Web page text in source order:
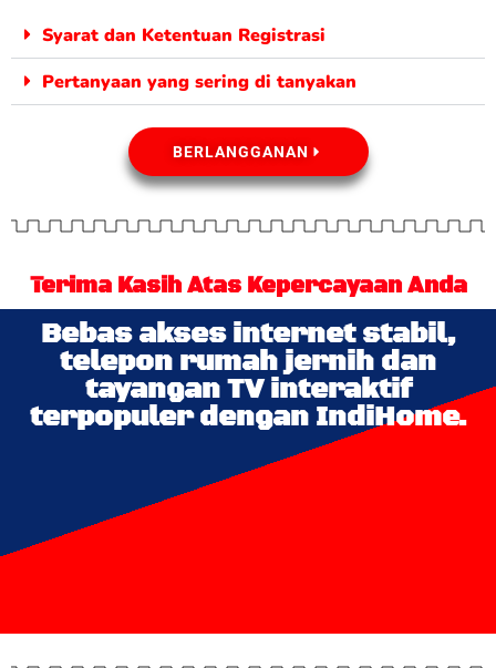
Syarat dan Ketentuan Registrasi
Pertanyaan yang sering di tanyakan
BERLANGGANAN
Terima Kasih Atas Kepercayaan Anda
Bebas akses internet stabil,
telepon rumah jernih dan
tayangan TV interaktif
terpopuler dengan IndiHome.